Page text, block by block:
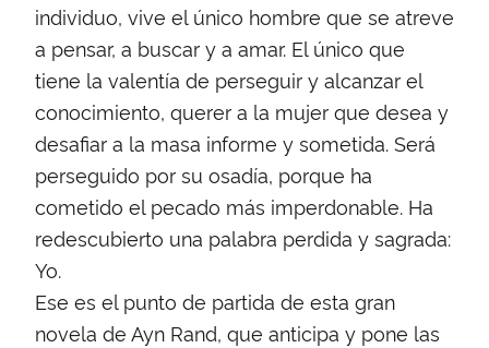
individuo, vive el único hombre que se atreve
a pensar, a buscar y a amar. El único que
tiene la valentía de perseguir y alcanzar el
conocimiento, querer a la mujer que desea y
desafiar a la masa informe y sometida. Será
perseguido por su osadía, porque ha
cometido el pecado más imperdonable. Ha
redescubierto una palabra perdida y sagrada:
Yo.
Ese es el punto de partida de esta gran
novela de Ayn Rand, que anticipa y pone las